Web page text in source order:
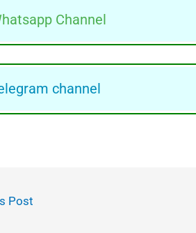
Channel
channel
Post